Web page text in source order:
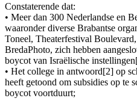
Constaterende dat:
• Meer dan 300 Nederlandse en
waaronder diverse Brabantse
Toneel, Theaterfestival
BredaPhoto, zich hebben
boycot van Israëlische
• Het college in antwoord[2] op
heeft getoond om subsidies op te
boycot voortduurt;